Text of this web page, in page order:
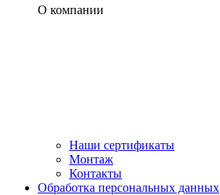
О компании
Наши сертификаты
Монтаж
Контакты
Обработка персональных данных